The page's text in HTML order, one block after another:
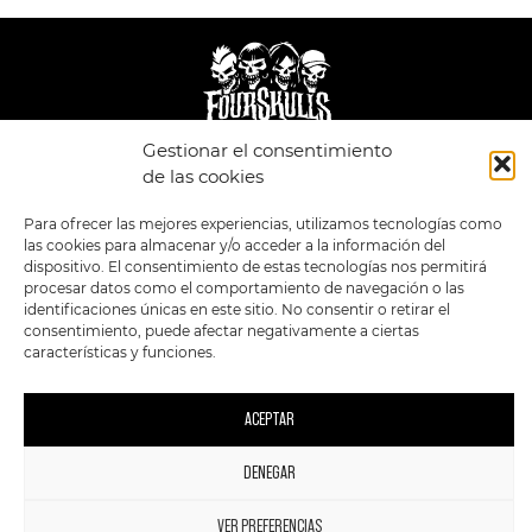
Gestionar el consentimiento
de las cookies
Para ofrecer las mejores experiencias, utilizamos tecnologías como
las cookies para almacenar y/o acceder a la información del
dispositivo. El consentimiento de estas tecnologías nos permitirá
procesar datos como el comportamiento de navegación o las
identificaciones únicas en este sitio. No consentir o retirar el
consentimiento, puede afectar negativamente a ciertas
características y funciones.
ACEPTAR
DENEGAR
VER PREFERENCIAS
POLÍTICA DE
PRIVACIDAD
TÉRMINOS Y
CONDICIONES
GENERALES DE LA
VENTA
POLÍTICA DE COOKIES
TIENDA
ESTILOS
FORMATOS
PREVENTAS
OFERTAS
MERCHANDISING
FOUR SKULLS
2023 FourSkulls. Reservados todos los derechos.